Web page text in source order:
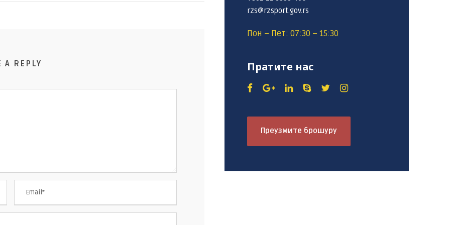
A REPLY
rzs@rzsport.gov.rs
Пон – Пет: 07:30 – 15:30
Пратите нас
Преузмите брошуру